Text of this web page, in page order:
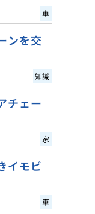
車
ンを交
知識
チェー
家
イモビ
車